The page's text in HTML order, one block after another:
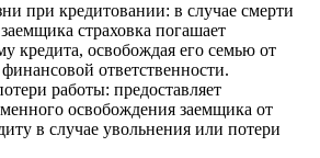
при кредитовании: в случае смерти
страховка погашает
кредита, освобождая его семью от
ответственности.
работы: предоставляет
освобождения заемщика от
в случае увольнения или потери